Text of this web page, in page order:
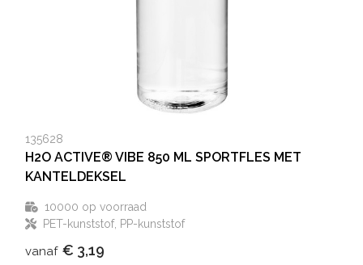
135628
H2O ACTIVE® VIBE 850 ML SPORTFLES MET
KANTELDEKSEL
10000 op voorraad
PET-kunststof, PP-kunststof
vanaf € 3,19